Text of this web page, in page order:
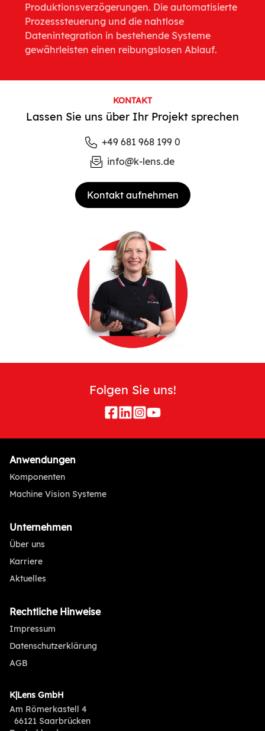
Produktionsverzögerungen. Die automatisierte
Prozesssteuerung und die nahtlose
Datenintegration in bestehende Systeme
gewährleisten einen reibungslosen Ablauf.
KONTAKT
Lassen Sie uns über Ihr Projekt sprechen
+49 681 968 199 0
info@k-lens.de
Kontakt aufnehmen
Folgen Sie uns!
Anwendungen
Komponenten
Machine Vision Systeme
Unternehmen
Über uns
Karriere
Aktuelles
Rechtliche Hinweise
Impressum
Datenschutzerklärung
AGB
K|Lens GmbH
Am Römerkastell 4
66121 Saarbrücken